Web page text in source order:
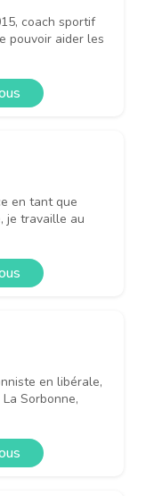
coach sportif
pouvoir aider les
en tant que
je travaille au
en libérale,
Sorbonne,